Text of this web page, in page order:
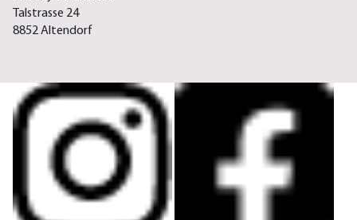
Talstrasse 24
8852 Altendorf